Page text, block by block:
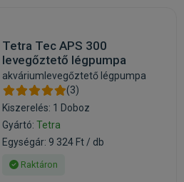
Tetra Tec APS 300
levegőztető légpumpa
akváriumlevegőztető légpumpa
(3)
Kiszerelés: 1 Doboz
Gyártó: Tetra
Egységár: 9 324 Ft / db
Raktáron